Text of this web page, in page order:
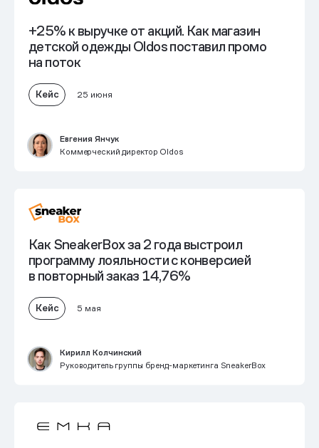
+25% к выручке от акций. Как магазин
детской одежды Oldos поставил промо
на поток
Кейс 25 июня
Евгения Янчук
Коммерческий директор Oldos
Как SneakerBox за 2 года выстроил
программу лояльностис конверсией
в повторный заказ 14,76%
Кейс 5 мая
Кирилл Колчинский
Руководитель группы бренд-маркетинга SneakerBox